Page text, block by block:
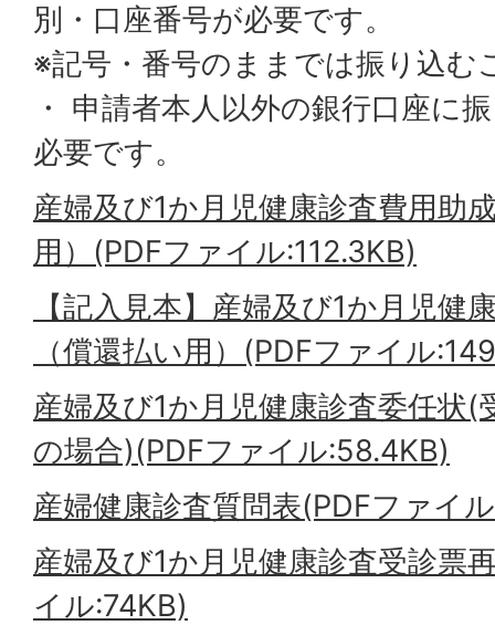
別・口座番号が必要です。
※記号・番号のままでは振り込む
・ 申請者本人以外の銀行口座に
必要です。
産婦及び1か月児健康診査費用助
用）(PDFファイル:112.3KB)
【記入見本】産婦及び1か月児健
（償還払い用）(PDFファイル
産婦及び1か月児健康診査委任状(
の場合)(PDFファイル:58.4KB)
産婦健康診査質問表(PDFファイ
産婦及び1か月児健康診査受診票
イル:74KB)